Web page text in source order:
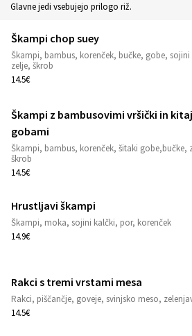
Glavne jedi vsebujejo prilogo riž.
Škampi chop suey
Škampi, bambus, korenček, bučke, gobe, sojini
zelje, škrob
14.5€
Škampi z bambusovimi vršički in
gobami
Škampi, bambus, korenček, šitaki gobe,bučke,
škrob
14.5€
Hrustljavi škampi
Škampi, moka, sojini kalčki, por, korenček
14.9€
Rakci s tremi vrstami mesa
Rakci, piščančje, goveje, svinjsko meso,
14.5€